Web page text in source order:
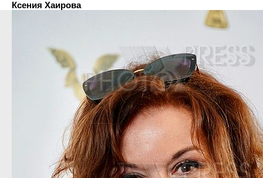
Ксения Хаирова